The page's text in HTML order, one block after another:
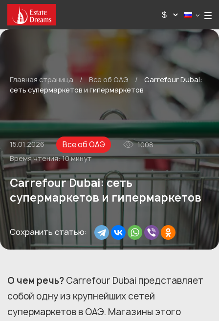
Главная страница / Все об ОАЭ /
Carrefour Dubai:
сеть супермаркетов и гипермаркетов
15.01.2026 Все об ОАЭ
1008
Время чтения:10 минут
Carrefour Dubai: сеть
супермаркетов и гипермаркетов
Сохранить статью:
О чем речь? Carrefour Dubai представляет
собой одну из крупнейших сетей
супермаркетов в ОАЭ. Магазины этого